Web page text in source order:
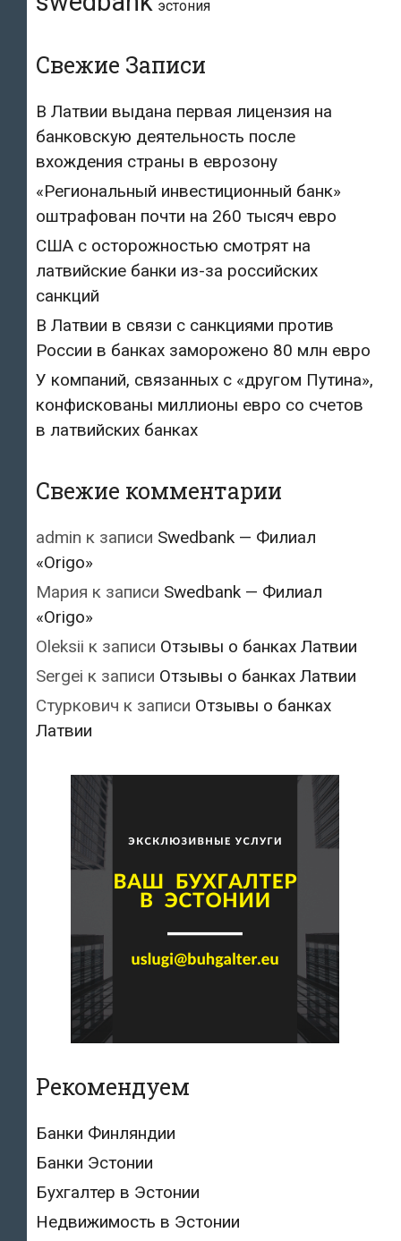
эстония
Свежие Записи
В Латвии выдана первая лицензия на
банковскую деятельность после
вхождения страны в еврозону
«Региональный инвестиционный банк»
оштрафован почти на 260 тысяч евро
США с осторожностью смотрят на
латвийские банки из-за российских
санкций
В Латвии в связи с санкциями против
России в банках заморожено 80 млн евро
У компаний, связанных с «другом Путина»,
конфискованы миллионы евро со счетов
в латвийских банках
Свежие комментарии
admin к записи Swedbank — Филиал
«Origo»
Мария к записи Swedbank — Филиал
«Origo»
Oleksii к записи Отзывы о банках Латвии
Sergei к записи Отзывы о банках Латвии
Стуркович к записи Отзывы о банках
Латвии
Рекомендуем
Банки Финляндии
Банки Эстонии
Бухгалтер в Эстонии
Недвижимость в Эстонии